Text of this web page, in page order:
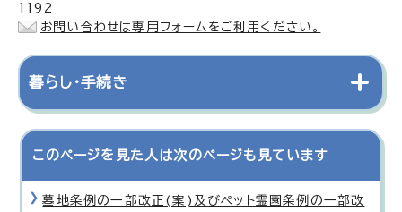
1192
お問い合わせは専用フォームをご利用ください。
暮らし・手続き
このページを見た人は次のページも見ています
墓地条例の一部改正(案)及びペット霊園条例の一部改